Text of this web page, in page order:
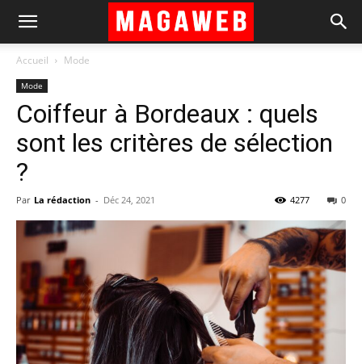
Accueil Mode
Mode
Coiffeur à Bordeaux : quels
sont les critères de sélection
?
Par La rédaction - Déc 24, 2021 0
4277